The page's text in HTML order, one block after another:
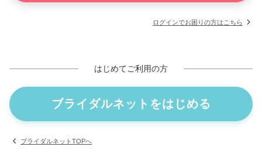
ログインでお困りの方はこちら
はじめてご利用の方
ブライダルネットをはじめる
ブライダルネットTOPへ